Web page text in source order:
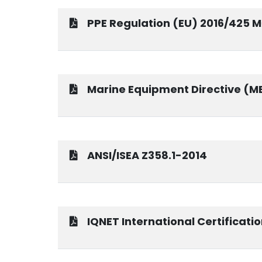
PPE Regulation (EU) 2016/425
Marine Equipment Directive
ANSI/ISEA Z358.1-2014
IQNET International